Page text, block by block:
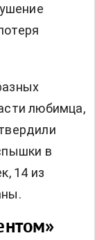
любимца,
в
14 из